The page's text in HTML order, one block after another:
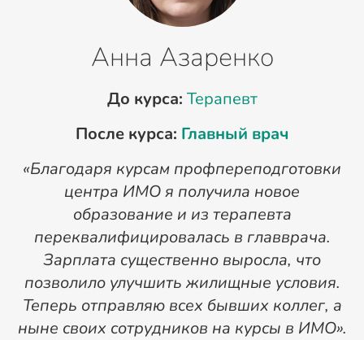
Анна Азаренко
До курса: Терапевт
После курса: Главный врач
«Благодаря курсам профпереподготовки
центра ИМО я получила новое
образование и из терапевта
переквалифицировалась в главврача.
Зарплата существенно выросла, что
позволило улучшить жилищные условия.
Теперь отправляю всех бывших коллег, а
ныне своих сотрудников на курсы в ИМО».